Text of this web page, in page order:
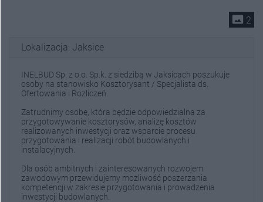
photo_size_select_actual 2
Lokalizacja: Jaksice
INELBUD Sp. z o.o. Sp.k. z siedzibą w Jaksicach poszukuje
osoby na stanowisko Kosztorysant / Specjalista ds.
Ofertowania i Rozliczeń.
Zatrudnimy osobę, która będzie odpowiedzialna za
przygotowywanie kosztorysów, analizę kosztów
realizowanych inwestycji oraz wsparcie procesu
przygotowania i realizacji robót budowlanych i
instalacyjnych.
Dla osób ambitnych i zainteresowanych rozwojem
zawodowym przewidujemy możliwość poszerzania
kompetencji w zakresie przygotowania i prowadzenia
inwestycji budowlanych.